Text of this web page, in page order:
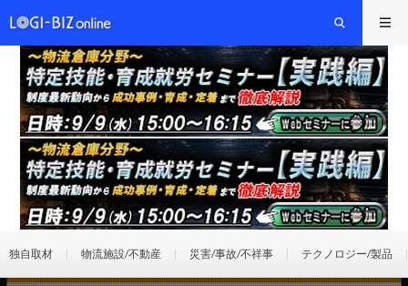
独自取材 物流施設/不動産 災害/事故/不祥事 テクノロジー/製品